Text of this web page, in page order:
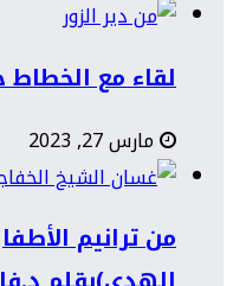
لقاء مع الخطاط
مارس 27, 2023
من ترانيم